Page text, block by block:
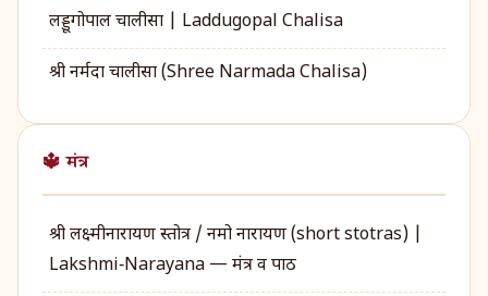
लड्डूगोपाल चालीसा | Laddugopal Chalisa
श्री नर्मदा चालीसा (Shree Narmada Chalisa)
🔱 मंत्र
श्री लक्ष्मीनारायण स्तोत्र / नमो नारायण (short stotras) |
Lakshmi‑Narayana — मंत्र व पाठ